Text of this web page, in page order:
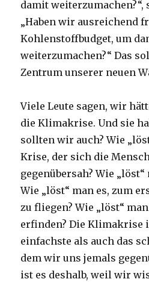
damit weiterzumachen?“,
„Haben wir ausreichend
Kohlenstoffbudget, um
weiterzumachen?“ Das
Zentrum unserer neuen
Viele Leute sagen, wir
die Klimakrise. Und sie
sollten wir auch? Wie
Krise, der sich die
gegenübersah? Wie
Wie „löst“ man es, zum
zu fliegen? Wie „löst“
erfinden? Die Klimakrise
einfachste als auch das
dem wir uns jemals
ist es deshalb, weil wir